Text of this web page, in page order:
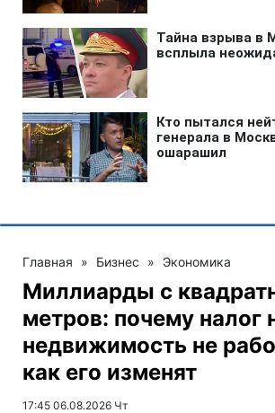
Главная » Бизнес » Экономика
Миллиарды с
метров: почему налог
недвижимость не
как его изменят
17:45 06.08.2026 Чт